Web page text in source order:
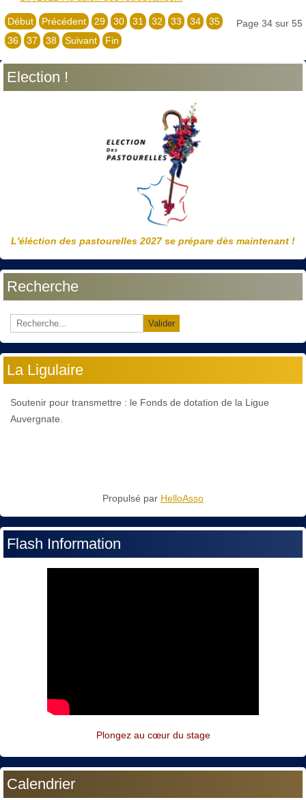
Page 34 sur 55
Début Précédent 29 30 31 32 33 34
35
36
37 38 Suivant Fin
Election !
L'éléction des pastourelles 2027 se prépare dès maintenant !
Recherche
Valider
La Ligulaire
Soutenir pour transmettre : le Fonds de dotation de la Ligue
Auvergnate.
Propulsé par HelloAsso
Flash Information
Plongez au cœur du stage
Calendrier